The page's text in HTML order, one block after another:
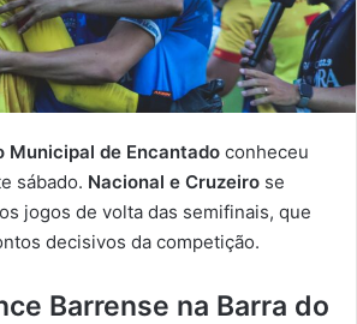
Municipal de Encantado conheceu
sábado. Nacional e Cruzeiro se
jogos de volta das semifinais, que
decisivos da competição.
Barrense na Barra do